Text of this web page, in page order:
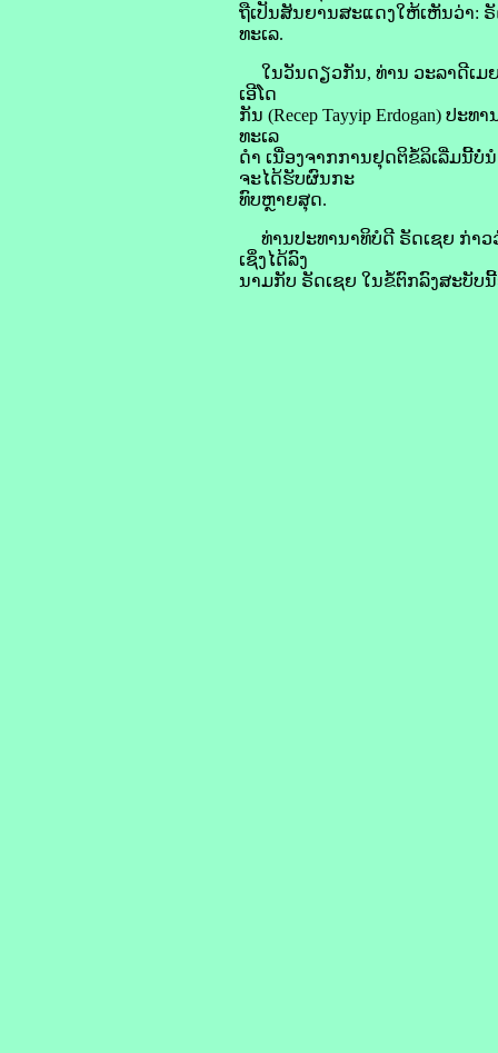
ຖື​ເປັນ​ສັນຍານ​ສະແດງ​ໃຫ້​ເຫັນ​ວ່າ:
ທະເລ.
ໃນ​ວັນ​ດຽວ​ກັນ, ທ່ານ ວະ​ລາ​ດີ​ເມຍ
ເອີ​ໂດ
ກັນ (Recep Tayyip Erdogan) ປ
ທະເລ​
ດຳ ເນື່ອງ​ຈາກ​ການ​ຢຸດຕິ​ຂໍ້​ລິ​ເລີ່ມ​ນີ້​
ຈະ​ໄດ້​ຮັບ​ຜົນ​ກະ
ທົບ​ຫຼາຍ​ສຸດ.
ທ່ານ​ປະທານາທິບໍດີ ຣັດ​ເຊຍ ​ກ່າ​ວ
ເຊິ່ງໄດ້​ລົງ​
ນາມ​ກັບ ຣັດ​ເຊຍ ໃນ​ຂໍ້​ຕົກລົງ​ສະບັບ​